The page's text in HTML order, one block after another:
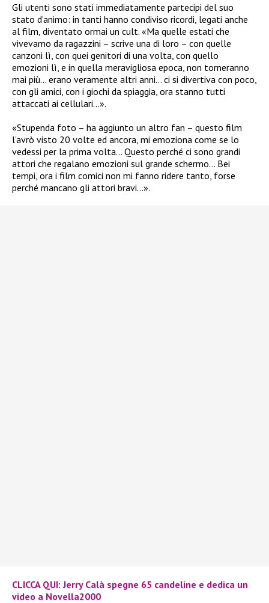
Gli utenti sono stati immediatamente partecipi del suo
stato d’animo: in tanti hanno condiviso ricordi, legati anche
al film, diventato ormai un cult. «Ma quelle estati che
vivevamo da ragazzini – scrive una di loro – con quelle
canzoni lì, con quei genitori di una volta, con quello
emozioni lì, e in quella meravigliosa epoca, non torneranno
mai più… erano veramente altri anni… ci si divertiva con poco,
con gli amici, con i giochi da spiaggia, ora stanno tutti
attaccati ai cellulari…».
«Stupenda foto – ha aggiunto un altro fan – questo film
l’avrò visto 20 volte ed ancora, mi emoziona come se lo
vedessi per la prima volta… Questo perché ci sono grandi
attori che regalano emozioni sul grande schermo… Bei
tempi, ora i film comici non mi fanno ridere tanto, forse
perché mancano gli attori bravi…».
CLICCA QUI: Jerry Calà spegne 65 candeline e dedica un
video a Novella2000